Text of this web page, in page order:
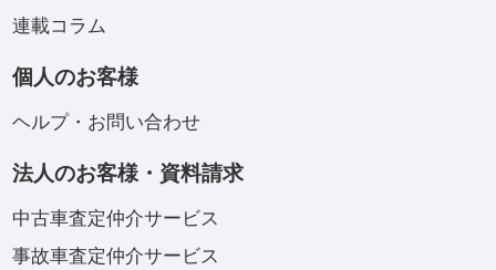
連載コラム
個人のお客様
ヘルプ・お問い合わせ
法人のお客様・資料請求
中古車査定仲介サービス
事故車査定仲介サービス